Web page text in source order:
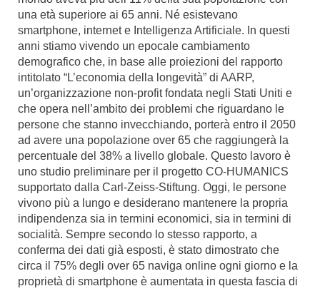
una età superiore ai 65 anni. Né esistevano
smartphone, internet e Intelligenza Artificiale. In questi
anni stiamo vivendo un epocale cambiamento
demografico che, in base alle proiezioni del rapporto
intitolato “L’economia della longevità” di AARP,
un’organizzazione non-profit fondata negli Stati Uniti e
che opera nell’ambito dei problemi che riguardano le
persone che stanno invecchiando, porterà entro il 2050
ad avere una popolazione over 65 che raggiungerà la
percentuale del 38% a livello globale. Questo lavoro è
uno studio preliminare per il progetto CO-HUMANICS
supportato dalla Carl-Zeiss-Stiftung. Oggi, le persone
vivono più a lungo e desiderano mantenere la propria
indipendenza sia in termini economici, sia in termini di
socialità. Sempre secondo lo stesso rapporto, a
conferma dei dati già esposti, è stato dimostrato che
circa il 75% degli over 65 naviga online ogni giorno e la
proprietà di smartphone è aumentata in questa fascia di